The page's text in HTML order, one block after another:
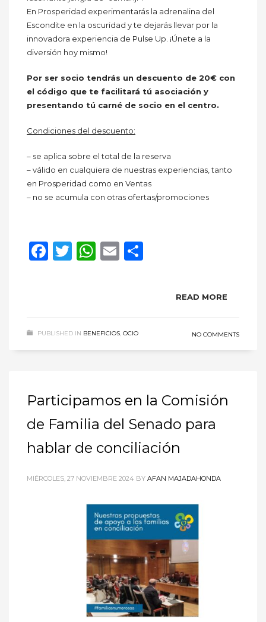
En Prosperidad experimentarás la adrenalina del
Escondite en la oscuridad y te dejarás llevar por la
innovadora experiencia de Pulse Up. ¡Únete a la
diversión hoy mismo!
Por ser socio tendrás un descuento de 20€ con
el código que te facilitará tú asociación y
presentando tú carné de socio en el centro.
Condiciones del descuento:
– se aplica sobre el total de la reserva
– válido en cualquiera de nuestras experiencias, tanto
en Prosperidad como en Ventas
– no se acumula con otras ofertas/promociones
Facebook
Twitter
WhatsApp
Email
READ MORE
PUBLISHED IN BENEFICIOS, OCIO NO COMMENTS
Participamos en la Comisión
de Familia del Senado para
hablar de conciliación
MIÉRCOLES, 27 NOVIEMBRE 2024 BY AFAN MAJADAHONDA